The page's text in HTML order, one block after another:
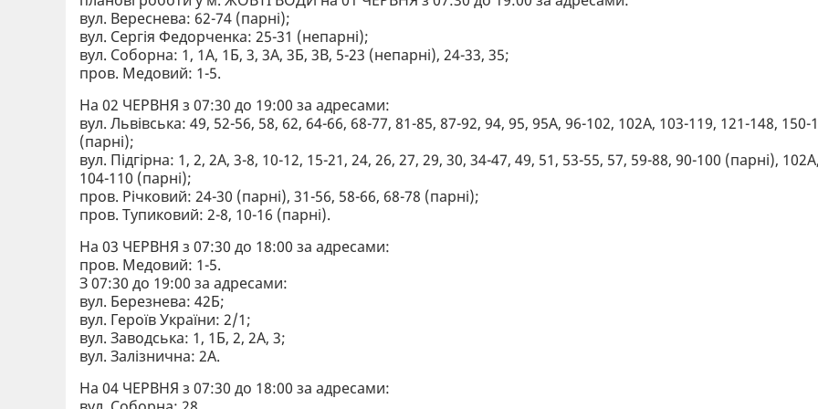
вул. Вереснева: 62-74 (парні);
вул. Сергія Федорченка: 25-31 (непарні);
вул. Соборна: 1, 1А, 1Б, 3, 3А, 3Б, 3В, 5-23 (непарні), 24-33, 35;
пров. Медовий: 1-5.
На 02 ЧЕРВНЯ з 07:30 до 19:00 за адресами:
вул. Львівська: 49, 52-56, 58, 62, 64-66, 68-77, 81-85, 87-92, 94, 95, 95А, 96-102, 102А, 103-119, 121-148, 150-
(парні);
вул. Підгірна: 1, 2, 2А, 3-8, 10-12, 15-21, 24, 26, 27, 29, 30, 34-47, 49, 51, 53-55, 57, 59-88, 90-100 (парні), 102А,
104-110 (парні);
пров. Річковий: 24-30 (парні), 31-56, 58-66, 68-78 (парні);
пров. Тупиковий: 2-8, 10-16 (парні).
На 03 ЧЕРВНЯ з 07:30 до 18:00 за адресами:
пров. Медовий: 1-5.
З 07:30 до 19:00 за адресами:
вул. Березнева: 42Б;
вул. Героїв України: 2/1;
вул. Заводська: 1, 1Б, 2, 2А, 3;
вул. Залізнична: 2А.
На 04 ЧЕРВНЯ з 07:30 до 18:00 за адресами: